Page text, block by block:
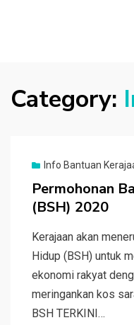
Category:
Info Bantuan
Permohonan
(BSH) 2020
Kerajaan akan
Hidup (BSH) untuk
ekonomi rakyat
meringankan kos
BSH TERKINI…